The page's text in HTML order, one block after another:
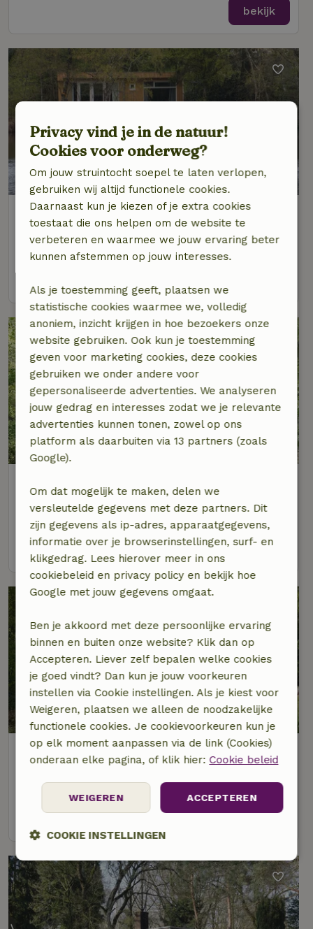
bekijk
Natuurhuisje in Een
Op 4 km afstand van Zevenhuizen
9,1/10
2 personen1 slaapkamer
Op 4 km afstand van Zevenhuizen
9/10
4 personen 2 slaapkamers
bekijk
Natuurhuisje in Een
Op 4 km afstand van Zevenhuizen
8,8/10
4 personen 3 slaapkamers
Privacy vind je in de natuur!
Cookies voor onderweg?
Om jouw struintocht soepel te laten verlopen,
gebruiken wij altijd functionele cookies.
Daarnaast kun je kiezen of je extra cookies
toestaat die ons helpen om de website te
verbeteren en waarmee we jouw ervaring beter
kunnen afstemmen op jouw interesses.
Als je toestemming geeft, plaatsen we
statistische cookies waarmee we, volledig
anoniem, inzicht krijgen in hoe bezoekers onze
website gebruiken. Ook kun je toestemming
geven voor marketing cookies, deze cookies
gebruiken we onder andere voor
gepersonaliseerde advertenties. We analyseren
jouw gedrag en interesses zodat we je relevante
advertenties kunnen tonen, zowel op ons
platform als daarbuiten via 13 partners (zoals
Google).
Om dat mogelijk te maken, delen we
versleutelde gegevens met deze partners. Dit
zijn gegevens als ip-adres, apparaatgegevens,
informatie over je browserinstellingen, surf- en
klikgedrag. Lees hierover meer in ons
cookiebeleid en privacy policy en bekijk hoe
Google met jouw gegevens omgaat.
Ben je akkoord met deze persoonlijke ervaring
binnen en buiten onze website? Klik dan op
Accepteren. Liever zelf bepalen welke cookies
je goed vindt? Dan kun je jouw voorkeuren
instellen via Cookie instellingen. Als je kiest voor
Weigeren, plaatsen we alleen de noodzakelijke
functionele cookies. Je cookievoorkeuren kun je
op elk moment aanpassen via de link (Cookies)
onderaan elke pagina, of klik hier: Cookie beleid
ACCEPTEREN
WEIGEREN
COOKIE INSTELLINGEN
Strikt
noodzakelijk
Prestatie Targeting